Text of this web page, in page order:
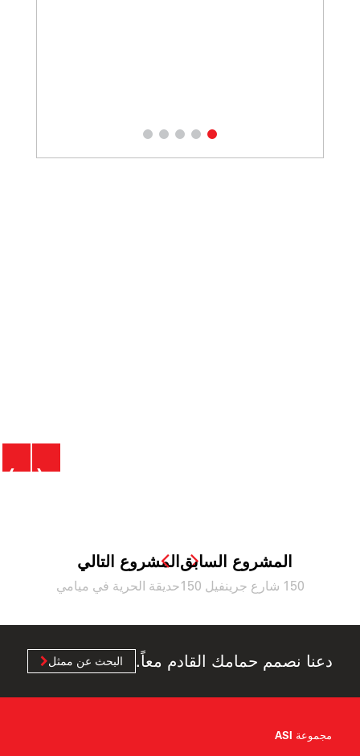
‹
›
المشروع التالي
حديقة الحرية في ميامي
المشروع السابق
150 شارع جرينفيل 150
دعنا نصمم حمامك القادم معاً. البحث عن ممثل
مجموعة ASI